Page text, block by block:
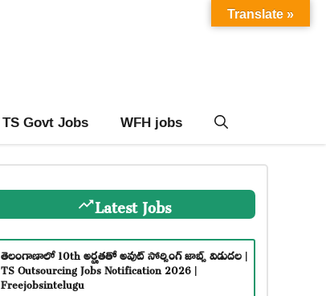
TS Govt Jobs WFH jobs
Latest Jobs
తెలంగాణాలో 10th అర్హతతో అవుట్ సోర్సింగ్ జాబ్స్ విడుదల |
TS Outsourcing Jobs Notification 2026 |
Freejobsintelugu
Translate »